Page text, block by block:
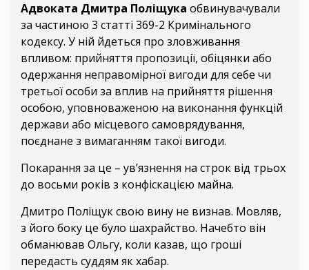
Адвоката Дмитра Поліщука обвинувачували
за частиною 3 статті 369-2 Кримінального
кодексу. У ній йдеться про зловживання
впливом: прийняття пропозиції, обіцянки або
одержання неправомірної вигоди для себе чи
третьої особи за вплив на прийняття рішення
особою, уповноваженою на виконання функцій
держави або місцевого самоврядування,
поєднане з вимаганням такої вигоди.
Покарання за це – ув’язнення на строк від трьох
до восьми років з конфіскацією майна.
Дмитро Поліщук свою вину не визнав. Мовляв,
з його боку це було шахрайство. Начебто він
обманював Ольгу, коли казав, що гроші
передасть суддям як хабар.